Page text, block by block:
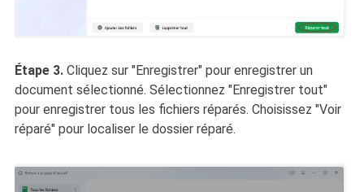
Étape 3.Cliquez sur "Enregistrer" pour enregistrer un
document sélectionné. Sélectionnez "Enregistrer tout"
pour enregistrer tous les fichiers réparés. Choisissez "Voir
réparé" pour localiser le dossier réparé.